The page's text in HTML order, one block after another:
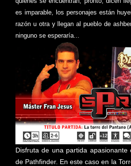
es imparable, los personajes están
razón u otra y llegan al pueblo de
ninguno se esperaría...
Disfruta de una partida apasionante
de Pathfinder. En este caso en la